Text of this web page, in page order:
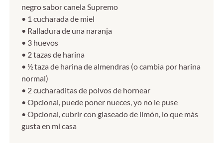
negro sabor canela Supremo
• 1 cucharada de miel
• Ralladura de una naranja
• 3 huevos
• 2 tazas de harina
• ½ taza de harina de almendras (o cambia por harina
normal)
• 2 cucharaditas de polvos de hornear
• Opcional, puede poner nueces, yo no le puse
• Opcional, cubrir con glaseado de limón, lo que más
gusta en mi casa